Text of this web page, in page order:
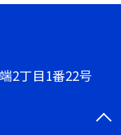
2丁目1番22号